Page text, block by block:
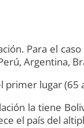
Para el
Argentina,
primer lugar
la tiene
el país del